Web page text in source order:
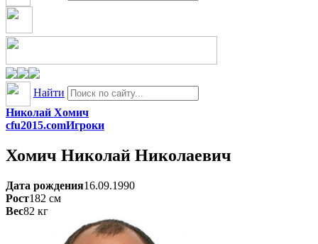
Найти
Николай Хомич
cfu2015.comИгроки
Хомич Николай Николаевич
Дата рождения16.09.1990
Рост182 см
Вес82 кг